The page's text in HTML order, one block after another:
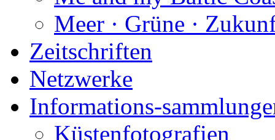
Meer · Grüne ·
Zeitschriften
Netzwerke
Informations-
Küstenfotografien